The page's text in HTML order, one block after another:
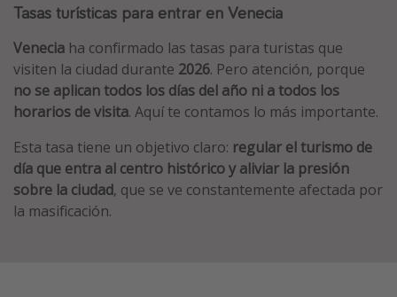
México
Tailandia
Maldivas
Albania
Inspiración para viajes
Camping
Glamping
Tasas turísticas para entrar en Venecia
Venecia ha confirmado las tasas para turistas que
visiten la ciudad durante 2026. Pero atención, porque
no se aplican todos los días del año ni a todos los
horarios de visita. Aquí te contamos lo más importante.
Esta tasa tiene un objetivo claro: regular el turismo de
día que entra al centro histórico y aliviar la presión
sobre la ciudad, que se ve constantemente afectada por
la masificación.